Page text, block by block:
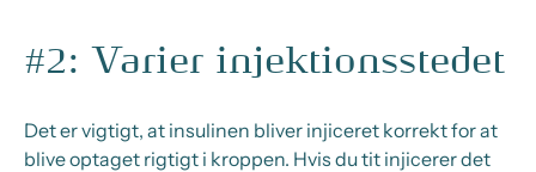
#2: Varier injektionsstedet
Det er vigtigt, at insulinen bliver injiceret korrekt for at
blive optaget rigtigt i kroppen. Hvis du tit injicerer det